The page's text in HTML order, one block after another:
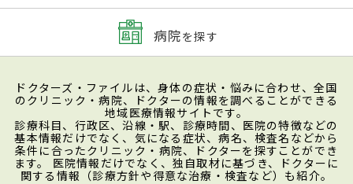
病院を探す
ドクターズ・ファイルは、身体の症状・悩みに合わせ、全国
のクリニック・病院、ドクターの情報を調べることができる
地域医療情報サイトです。
診療科目、行政区、沿線・駅、診療時間、医院の特徴などの
基本情報だけでなく、気になる症状、病名、検査名などから
条件に合ったクリニック・病院、ドクターを探すことができ
ます。 医院情報だけでなく、独自取材に基づき、ドクターに
関する情報（診療方針や得意な治療・検査など）も紹介。